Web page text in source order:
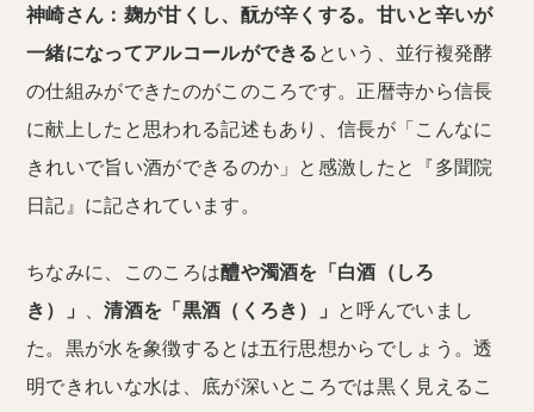
神崎さん：麹が甘くし、酛が辛くする。甘いと辛いが
一緒になってアルコールができる という、並行複発酵
の仕組みができたのがこのころです。正暦寺から信長
に献上したと思われる記述もあり、信長が「こんなに
きれいで旨い酒ができるのか」と感激したと『多聞院
日記』に記されています。
ちなみに、このころは醴や濁酒を「白酒（しろ
き）」 、清酒を「黒酒（くろき）」 と呼んでいまし
た。黒が水を象徴するとは五行思想からでしょう。透
明できれいな水は、底が深いところでは黒く見えるこ